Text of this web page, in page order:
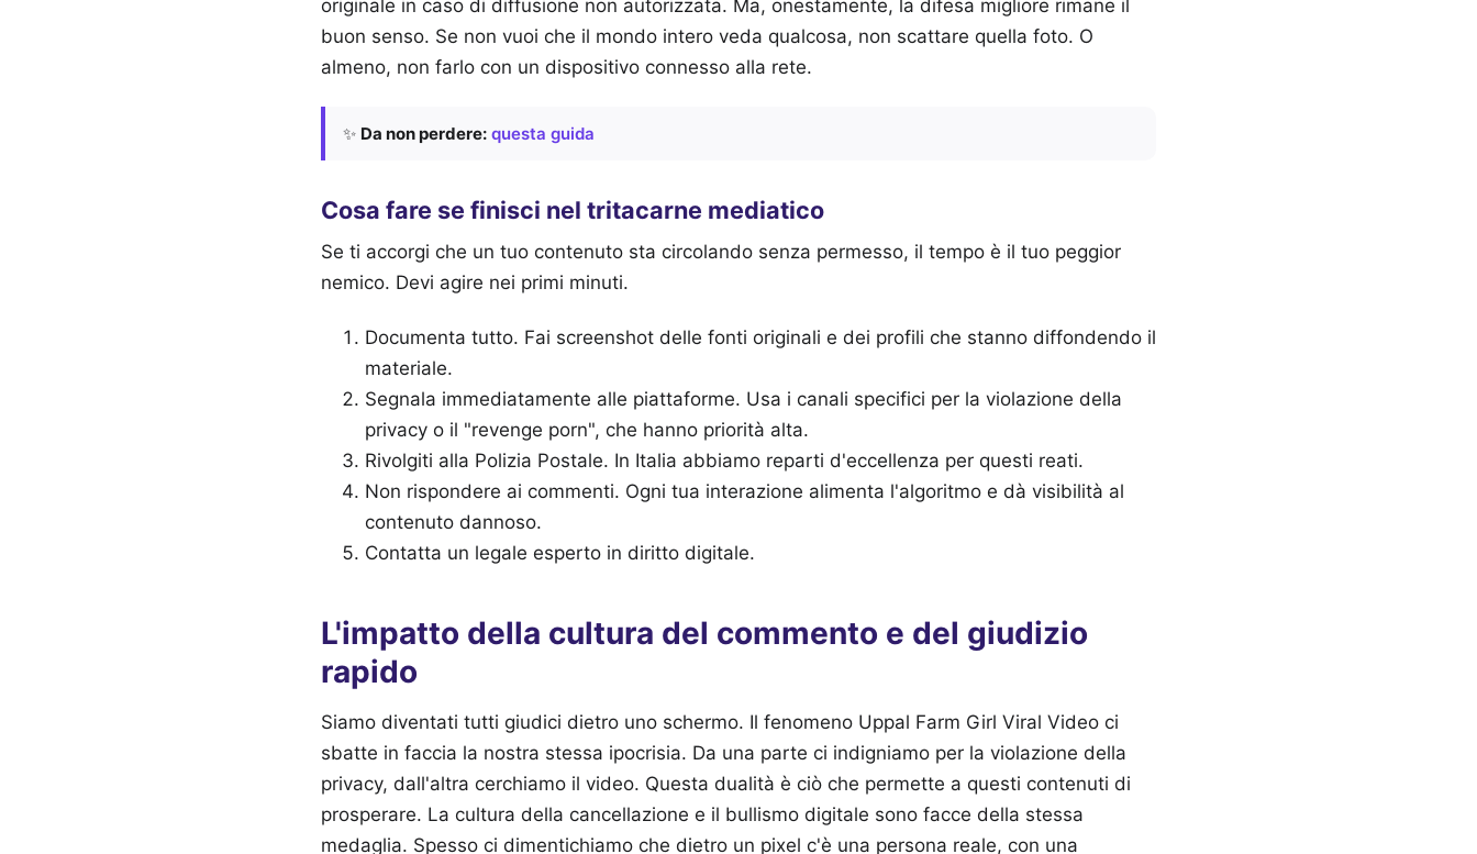
originale in caso di diffusione non autorizzata. Ma, onestamente, la difesa migliore rimane il
buon senso. Se non vuoi che il mondo intero veda qualcosa, non scattare quella foto. O
almeno, non farlo con un dispositivo connesso alla rete.
✨ Da non perdere: questa guida
Cosa fare se finisci nel tritacarne mediatico
Se ti accorgi che un tuo contenuto sta circolando senza permesso, il tempo è il tuo peggior
nemico. Devi agire nei primi minuti.
Documenta tutto. Fai screenshot delle fonti originali e dei profili che stanno diffondendo il
materiale.
Segnala immediatamente alle piattaforme. Usa i canali specifici per la violazione della
privacy o il "revenge porn", che hanno priorità alta.
Rivolgiti alla Polizia Postale. In Italia abbiamo reparti d'eccellenza per questi reati.
Non rispondere ai commenti. Ogni tua interazione alimenta l'algoritmo e dà visibilità al
contenuto dannoso.
Contatta un legale esperto in diritto digitale.
L'impatto della cultura del commento e del giudizio
rapido
Siamo diventati tutti giudici dietro uno schermo. Il fenomeno Uppal Farm Girl Viral Video ci
sbatte in faccia la nostra stessa ipocrisia. Da una parte ci indigniamo per la violazione della
privacy, dall'altra cerchiamo il video. Questa dualità è ciò che permette a questi contenuti di
prosperare. La cultura della cancellazione e il bullismo digitale sono facce della stessa
medaglia. Spesso ci dimentichiamo che dietro un pixel c'è una persona reale, con una